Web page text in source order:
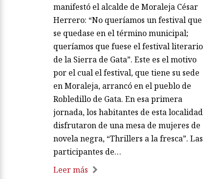
manifestó el alcalde de Moraleja César
Herrero: “No queríamos un festival que
se quedase en el término municipal;
queríamos que fuese el festival literario
de la Sierra de Gata”. Este es el motivo
por el cual el festival, que tiene su sede
en Moraleja, arrancó en el pueblo de
Robledillo de Gata. En esa primera
jornada, los habitantes de esta localidad
disfrutaron de una mesa de mujeres de
novela negra, “Thrillers a la fresca”. Las
participantes de…
Leer más